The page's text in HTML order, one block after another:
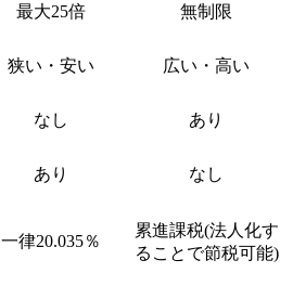
最大25倍 無制限
狭い・安い 広い・高い
なし あり
あり なし
一律20.035％
累進課税(法人化す
ることで節税可能)